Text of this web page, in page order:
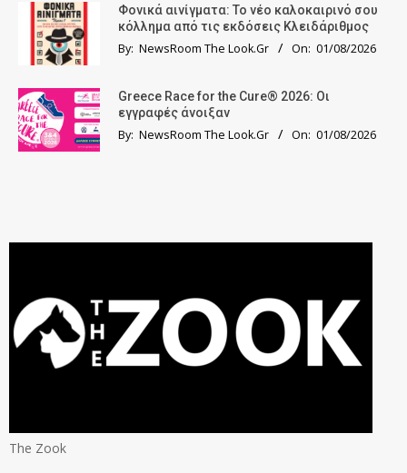
Φονικά αινίγματα: Το νέο καλοκαιρινό σου
κόλλημα από τις εκδόσεις Κλειδάριθμος
By: NewsRoom The Look.Gr On: 01/08/2026
Greece Race for the Cure® 2026: Οι
εγγραφές άνοιξαν
By: NewsRoom The Look.Gr On: 01/08/2026
The Zook